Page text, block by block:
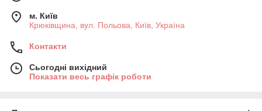
м. Київ
Крюківщина, вул. Польова, Київ, Україна
Контакти
Сьогодні вихідний
Показати весь графік роботи